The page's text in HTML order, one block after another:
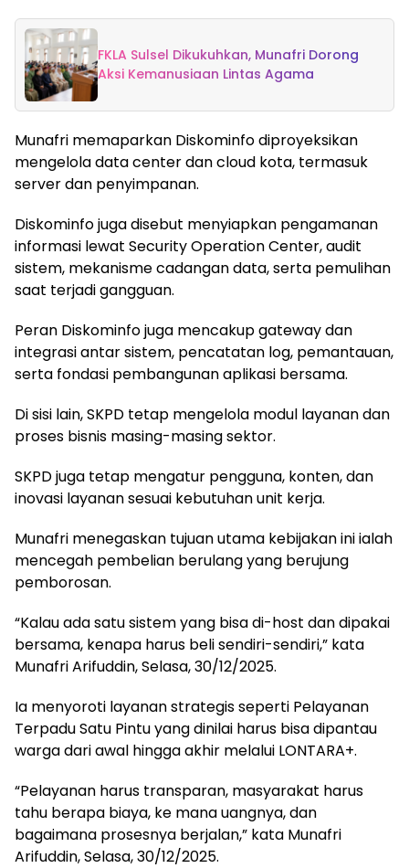
FKLA Sulsel Dikukuhkan, Munafri Dorong
Aksi Kemanusiaan Lintas Agama
Munafri memaparkan Diskominfo diproyeksikan
mengelola data center dan cloud kota, termasuk
server dan penyimpanan.
Diskominfo juga disebut menyiapkan pengamanan
informasi lewat Security Operation Center, audit
sistem, mekanisme cadangan data, serta pemulihan
saat terjadi gangguan.
Peran Diskominfo juga mencakup gateway dan
integrasi antar sistem, pencatatan log, pemantauan,
serta fondasi pembangunan aplikasi bersama.
Di sisi lain, SKPD tetap mengelola modul layanan dan
proses bisnis masing-masing sektor.
SKPD juga tetap mengatur pengguna, konten, dan
inovasi layanan sesuai kebutuhan unit kerja.
Munafri menegaskan tujuan utama kebijakan ini ialah
mencegah pembelian berulang yang berujung
pemborosan.
“Kalau ada satu sistem yang bisa di-host dan dipakai
bersama, kenapa harus beli sendiri-sendiri,” kata
Munafri Arifuddin, Selasa, 30/12/2025.
Ia menyoroti layanan strategis seperti Pelayanan
Terpadu Satu Pintu yang dinilai harus bisa dipantau
warga dari awal hingga akhir melalui LONTARA+.
“Pelayanan harus transparan, masyarakat harus
tahu berapa biaya, ke mana uangnya, dan
bagaimana prosesnya berjalan,” kata Munafri
Arifuddin, Selasa, 30/12/2025.